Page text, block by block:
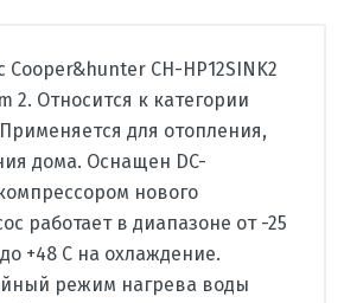
Cooper&hunter CH-HP12SINK2
2. Относится к категории
для отопления,
дома. Оснащен DC-
нового
работает в диапазоне от -25
+48 С на охлаждение.
режим нагрева воды